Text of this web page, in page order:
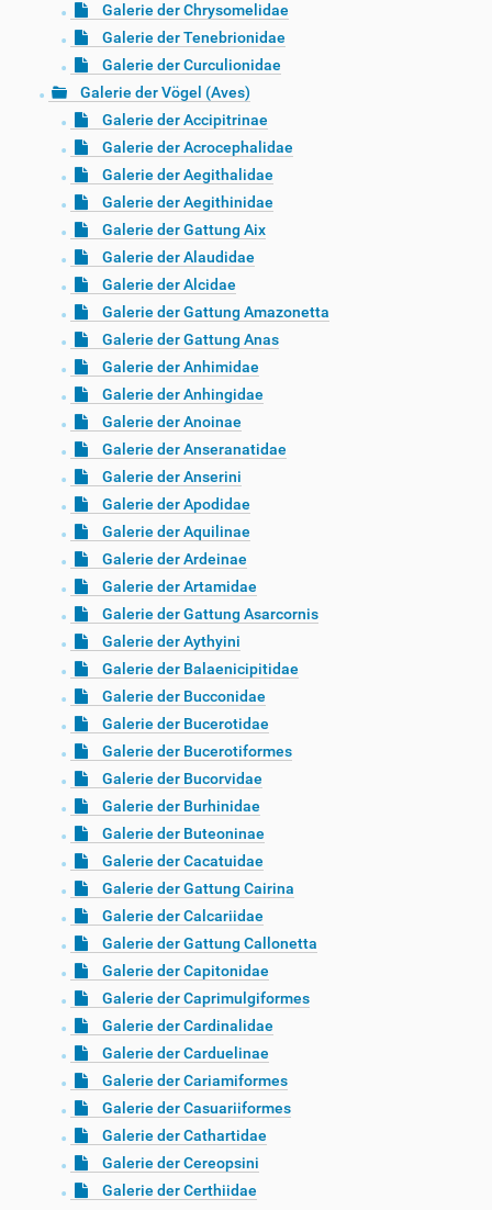
Galerie der Chrysomelidae
Galerie der Tenebrionidae
Galerie der Curculionidae
Galerie der Vögel (Aves)
Galerie der Accipitrinae
Galerie der Acrocephalidae
Galerie der Aegithalidae
Galerie der Aegithinidae
Galerie der Gattung Aix
Galerie der Alaudidae
Galerie der Alcidae
Galerie der Gattung Amazonetta
Galerie der Gattung Anas
Galerie der Anhimidae
Galerie der Anhingidae
Galerie der Anoinae
Galerie der Anseranatidae
Galerie der Anserini
Galerie der Apodidae
Galerie der Aquilinae
Galerie der Ardeinae
Galerie der Artamidae
Galerie der Gattung Asarcornis
Galerie der Aythyini
Galerie der Balaenicipitidae
Galerie der Bucconidae
Galerie der Bucerotidae
Galerie der Bucerotiformes
Galerie der Bucorvidae
Galerie der Burhinidae
Galerie der Buteoninae
Galerie der Cacatuidae
Galerie der Gattung Cairina
Galerie der Calcariidae
Galerie der Gattung Callonetta
Galerie der Capitonidae
Galerie der Caprimulgiformes
Galerie der Cardinalidae
Galerie der Carduelinae
Galerie der Cariamiformes
Galerie der Casuariiformes
Galerie der Cathartidae
Galerie der Cereopsini
Galerie der Certhiidae